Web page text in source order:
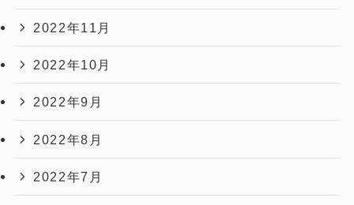
2022年11月
2022年10月
2022年9月
2022年8月
2022年7月